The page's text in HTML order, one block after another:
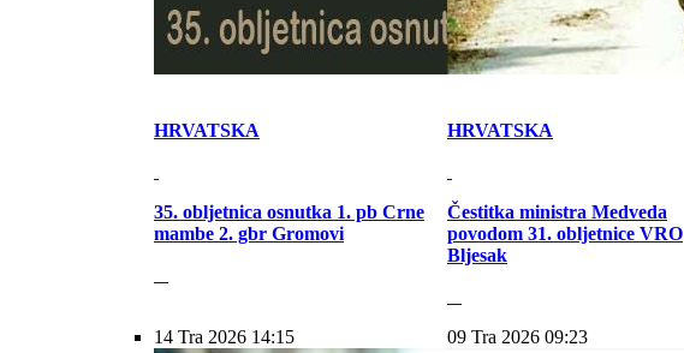
HRVATSKA
35. obljetnica osnutka 1. pb Crne
mambe 2. gbr Gromovi
HRVATSKA
Čestitka ministra Medveda
povodom 31. obljetnice VRO
Bljesak
14 Tra 2026 14:15 09 Tra 2026 09:23